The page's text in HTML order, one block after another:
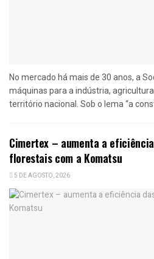
No mercado há mais de 30 anos, a
máquinas para a indústria,
território nacional. Sob o lema “a
Cimertex – aumenta a
florestais com a Komatsu
5 DE AGOSTO, 2026